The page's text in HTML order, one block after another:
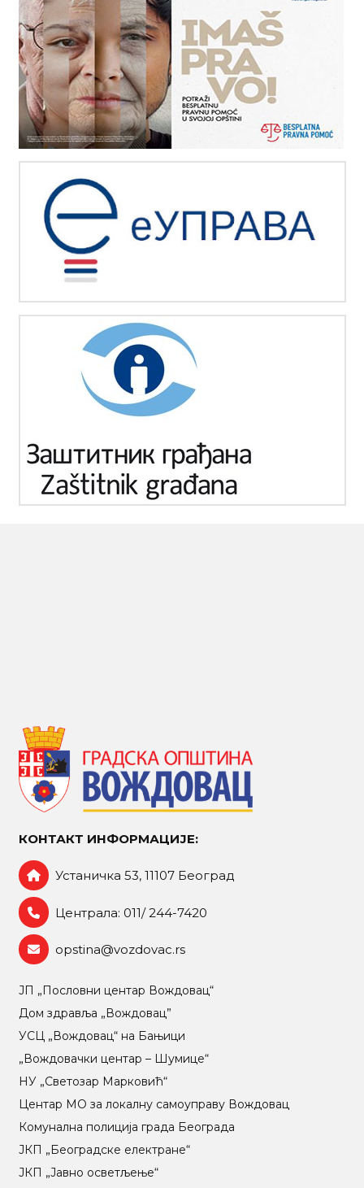
КОНТАКТ ИНФОРМАЦИЈЕ:
Устаничка 53, 11107 Београд
Централа: 011/ 244-7420
opstina@vozdovac.rs
ЈП „Пословни центар Вождовац“
Дом здравља „Вождовац”
УСЦ „Вождовац“ на Бањици
„Вождовачки центар – Шумице“
НУ „Светозар Марковић“
Центар МO за локалну самоуправу Вождовац
Комунална полиција града Београда
ЈКП „Београдске електране“
ЈКП „Јавно осветљење“